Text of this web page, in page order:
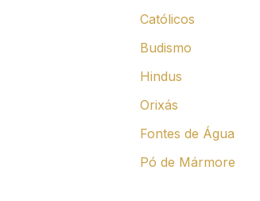
Católicos
Budismo
Hindus
Orixás
Fontes de Água
Pó de Mármore